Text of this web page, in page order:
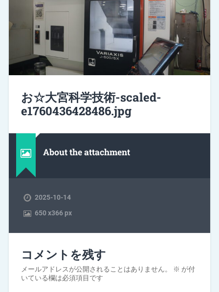
お☆大宮科学技術-scaled-
e1760436428486.jpg
About the attachment
2025-10-14
650x366 px
コメントを残す
メールアドレスが公開されることはありません。 ※ が付
いている欄は必須項目です